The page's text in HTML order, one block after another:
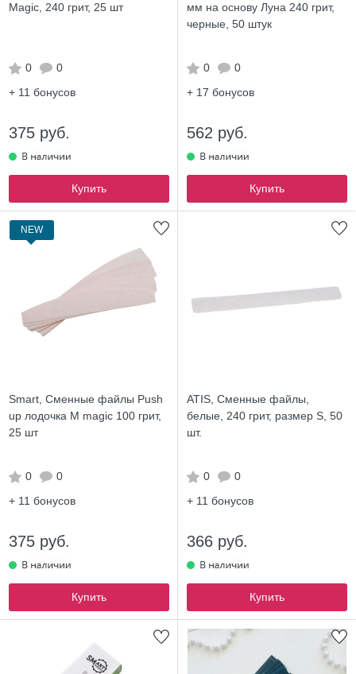
Magic, 240 грит, 25 шт
0
0
+ 11 бонусов
375 руб.
Купить
мм на основу Луна 240 грит,
черные, 50 штук
0
0
+ 17 бонусов
562 руб.
Купить
NEW
Smart, Сменные файлы Push
up лодочка M magic 100 грит,
25 шт
0
0
+ 11 бонусов
375 руб.
Купить
ATIS, Сменные файлы,
белые, 240 грит, размер S, 50
шт.
0
0
+ 11 бонусов
366 руб.
Купить